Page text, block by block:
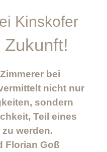
Kinskofer
bei
nicht nur
sondern
Teil eines
werden.
Florian Goß